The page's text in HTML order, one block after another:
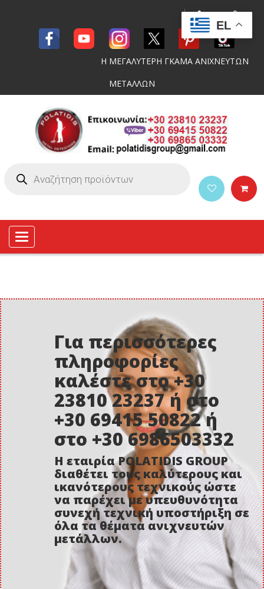
Η ΜΕΓΑΛΥΤΕΡΗ ΓΚΑΜΑ ΑΝΙΧΝΕΥΤΩΝ
ΜΕΤΑΛΛΩΝ
Toggle
navigation
Για περισσότερες
πληροφορίες
καλέστε στο +30
23810 23237 ή στο
+30 69415 50822 ή
στο +30 6986503332
Η εταιρία POLATIDIS GROUP
διαθέτει τους καλύτερους και
ικανότερους τεχνικούς ώστε
να παρέχει με υπευθυνότητα
συνεχή τεχνική υποστήριξη σε
όλα τα θέματα ανιχνευτών
μετάλλων.
EL